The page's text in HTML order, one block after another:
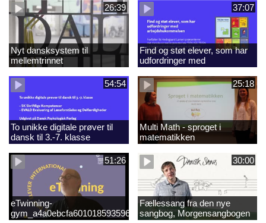
26:39
Nyt dansksystem til
mellemtrinnet
37:07
Find og støt elever, som har
udfordringer med
arbejdshukommelsen
54:54
To unikke digitale prøver til
dansk til 3.-7. klasse
25:18
Multi Math - sproget i
matematikken
51:26
eTwinning-
gym_a4a0ebcfa601018593596e99f8a2f0d5.mp4
30:00
Fællessang fra den nye
sangbog, Morgensangbogen